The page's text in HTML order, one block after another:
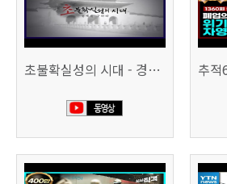
초불확실성의 시대 - 경제를 구하라 494회 (KBS 25.2.11)